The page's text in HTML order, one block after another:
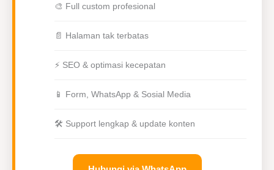
🎨 Full custom profesional
📄 Halaman tak terbatas
⚡ SEO & optimasi kecepatan
📱 Form, WhatsApp & Sosial Media
🛠 Support lengkap & update konten